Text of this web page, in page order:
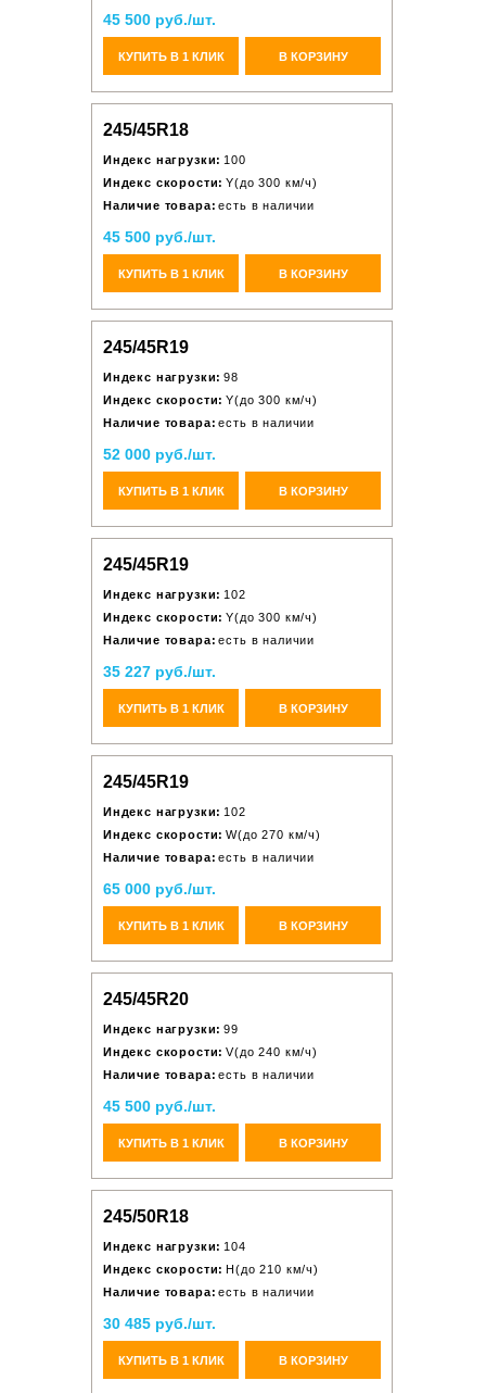
45 500 руб./шт.
КУПИТЬ В 1 КЛИК В КОРЗИНУ
245/45R18
Индекс нагрузки: 100
Индекс скорости: Y(до 300 км/ч)
Наличие товара: есть в наличии
45 500 руб./шт.
КУПИТЬ В 1 КЛИК В КОРЗИНУ
245/45R19
Индекс нагрузки: 98
Индекс скорости: Y(до 300 км/ч)
Наличие товара: есть в наличии
52 000 руб./шт.
КУПИТЬ В 1 КЛИК В КОРЗИНУ
245/45R19
Индекс нагрузки: 102
Индекс скорости: Y(до 300 км/ч)
Наличие товара: есть в наличии
35 227 руб./шт.
КУПИТЬ В 1 КЛИК В КОРЗИНУ
245/45R19
Индекс нагрузки: 102
Индекс скорости: W(до 270 км/ч)
Наличие товара: есть в наличии
65 000 руб./шт.
КУПИТЬ В 1 КЛИК В КОРЗИНУ
245/45R20
Индекс нагрузки: 99
Индекс скорости: V(до 240 км/ч)
Наличие товара: есть в наличии
45 500 руб./шт.
КУПИТЬ В 1 КЛИК В КОРЗИНУ
245/50R18
Индекс нагрузки: 104
Индекс скорости: H(до 210 км/ч)
Наличие товара: есть в наличии
30 485 руб./шт.
КУПИТЬ В 1 КЛИК В КОРЗИНУ